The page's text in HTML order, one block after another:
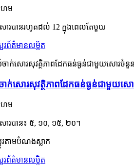
ហម
ោរបានរហូតដល់ 12 ក្នុងពេលតែមួយ
រព័ត៌មានលម្អិត
ាក់សោរសុវត្ថិភាពដែកធន់ធ្ងន់ជាមួយស
ហម
ោរបាន៖ ៥, ១០, ១៥, ២០។
ដូរតាមបំណងស្លាក
រព័ត៌មានលម្អិត